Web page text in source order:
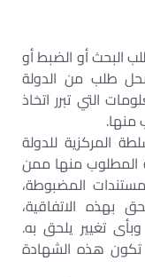
البحث أو الضبط أو
طلب من الدولة
التي تبرر اتخاذ
منها.
المركزية للدولة
المطلوب منها ممن
المضبوطة،
بهذه الاتفاقية،
تغيير يلحق به.
تكون هذه الشهادة